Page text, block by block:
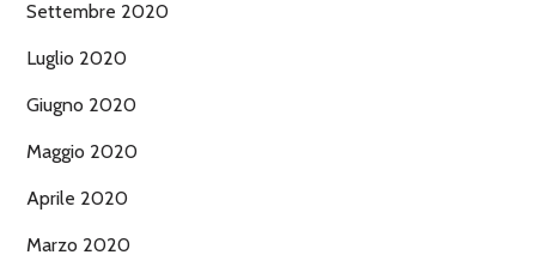
Settembre 2020
Luglio 2020
Giugno 2020
Maggio 2020
Aprile 2020
Marzo 2020